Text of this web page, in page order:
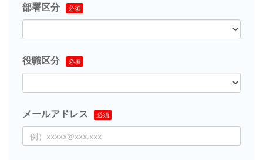
部署区分
役職区分
メールアドレス